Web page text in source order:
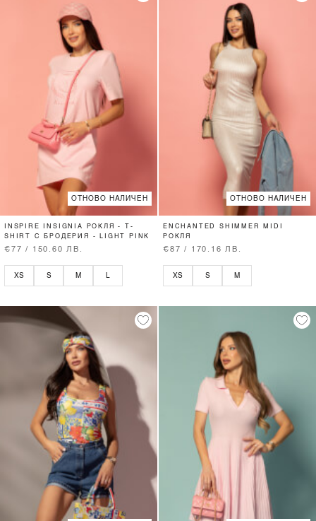
ОТНОВО НАЛИЧЕН
INSPIRE INSIGNIA РОКЛЯ - T-
SHIRT С БРОДЕРИЯ - LIGHT PINK
€77 / 150.60 ЛВ.
XS S M L
ОТНОВО НАЛИЧЕН
ENCHANTED SHIMMER MIDI
РОКЛЯ
€87 / 170.16 ЛВ.
XS S M